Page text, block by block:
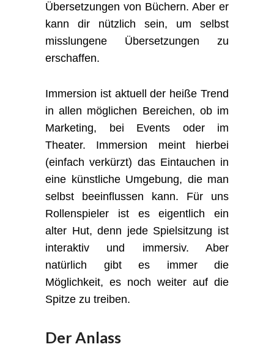
Übersetzungen von Büchern. Aber er
kann dir nützlich sein, um selbst
misslungene Übersetzungen zu
erschaffen.
Immersion ist aktuell der heiße Trend
in allen möglichen Bereichen, ob im
Marketing, bei Events oder im
Theater. Immersion meint hierbei
(einfach verkürzt) das Eintauchen in
eine künstliche Umgebung, die man
selbst beeinflussen kann. Für uns
Rollenspieler ist es eigentlich ein
alter Hut, denn jede Spielsitzung ist
interaktiv und immersiv. Aber
natürlich gibt es immer die
Möglichkeit, es noch weiter auf die
Spitze zu treiben.
Der Anlass